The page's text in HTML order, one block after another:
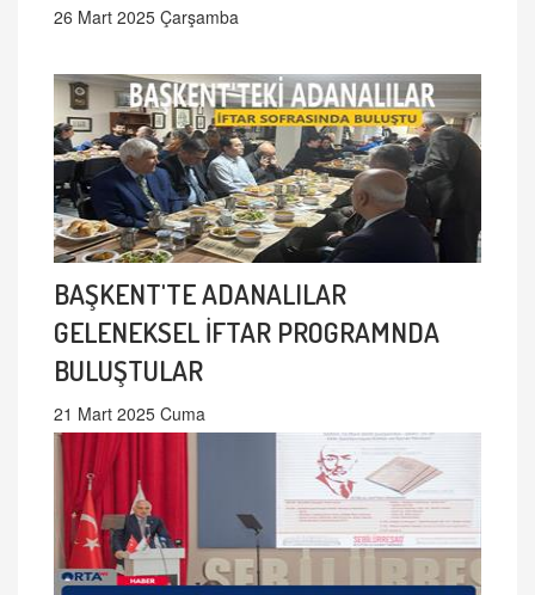
26 Mart 2025 Çarşamba
BAŞKENT'TE ADANALILAR
GELENEKSEL İFTAR PROGRAMNDA
BULUŞTULAR
21 Mart 2025 Cuma